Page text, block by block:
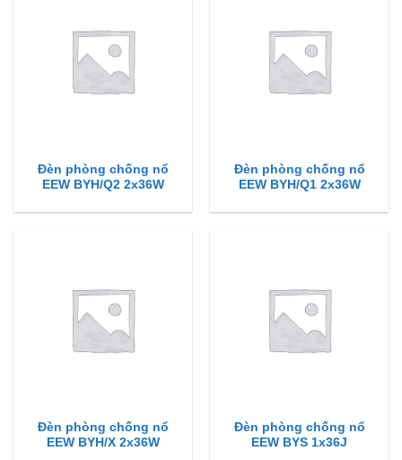
Đèn phòng chống nổ
EEW BYH/Q2 2x36W
Đèn phòng chống nổ
EEW BYH/Q1 2x36W
Đèn phòng chống nổ
EEW BYH/X 2x36W
Đèn phòng chống nổ
EEW BYS 1x36J